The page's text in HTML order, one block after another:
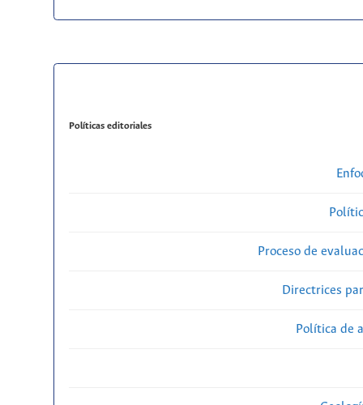
Políticas editoriales
Proceso de
Directrices
Política de